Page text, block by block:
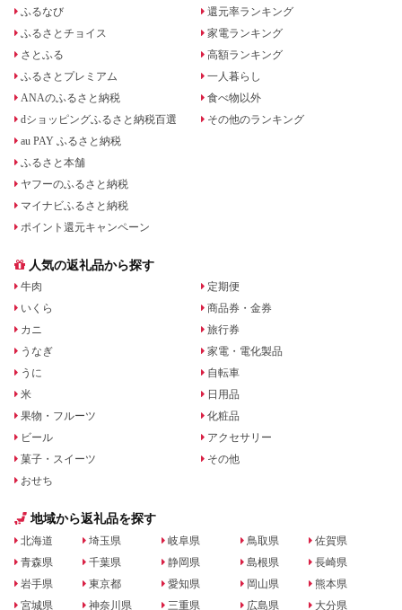
ふるなび
ふるさとチョイス
さとふる
ふるさとプレミアム
ANAのふるさと納税
dショッピングふるさと納税百選
au PAY ふるさと納税
ふるさと本舗
ヤフーのふるさと納税
マイナビふるさと納税
ポイント還元キャンペーン
還元率ランキング
家電ランキング
高額ランキング
一人暮らし
食べ物以外
その他のランキング
人気の返礼品から探す
牛肉
いくら
カニ
うなぎ
うに
米
果物・フルーツ
ビール
菓子・スイーツ
おせち
定期便
商品券・金券
旅行券
家電・電化製品
自転車
日用品
化粧品
アクセサリー
その他
地域から返礼品を探す
北海道
青森県
岩手県
宮城県
埼玉県
千葉県
東京都
神奈川県
岐阜県
静岡県
愛知県
三重県
鳥取県
島根県
岡山県
広島県
佐賀県
長崎県
熊本県
大分県